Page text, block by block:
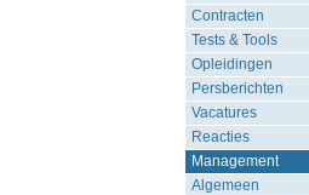
Contracten
Tests & Tools
Opleidingen
Persberichten
Vacatures
Reacties
Management
Algemeen